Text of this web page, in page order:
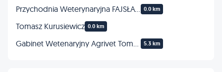
Przychodnia Weterynaryjna FAJSŁAWICE 0.0 km
Tomasz Kurusiewicz 0.0 km
5.3 km